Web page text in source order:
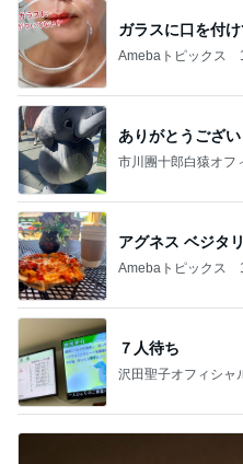
ガラスに口を付
Amebaトピックス
ありがとうござ
市川團十郎白猿オフ
アグネス ベジタ
Amebaトピックス
７人待ち
沢田聖子オフィシャ